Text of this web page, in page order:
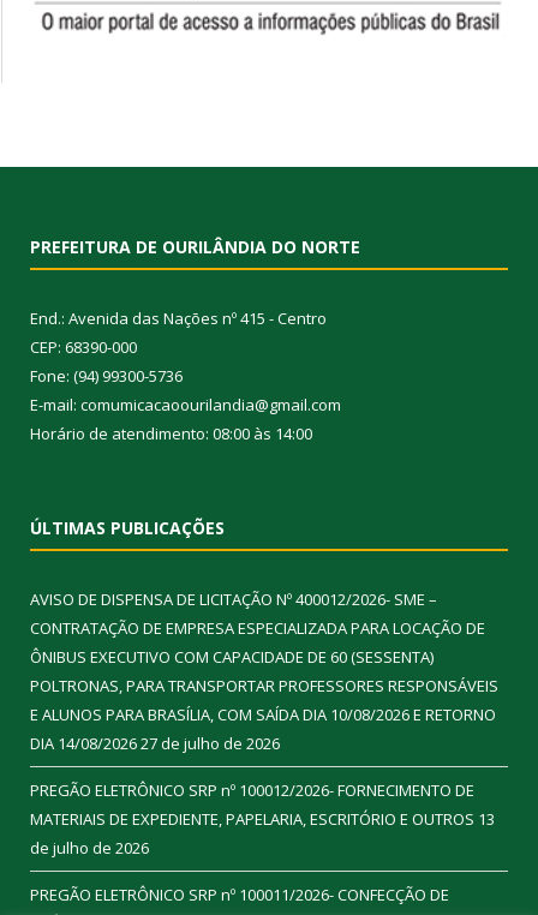
PREFEITURA DE OURILÂNDIA DO NORTE
End.: Avenida das Nações nº 415 - Centro
CEP: 68390-000
Fone: (94) 99300-5736
E-mail: comumicacaoourilandia@gmail.com
Horário de atendimento: 08:00 às 14:00
ÚLTIMAS PUBLICAÇÕES
AVISO DE DISPENSA DE LICITAÇÃO Nº 400012/2026- SME –
CONTRATAÇÃO DE EMPRESA ESPECIALIZADA PARA LOCAÇÃO DE
ÔNIBUS EXECUTIVO COM CAPACIDADE DE 60 (SESSENTA)
POLTRONAS, PARA TRANSPORTAR PROFESSORES RESPONSÁVEIS
E ALUNOS PARA BRASÍLIA, COM SAÍDA DIA 10/08/2026 E RETORNO
DIA 14/08/202627 de julho de 2026
PREGÃO ELETRÔNICO SRP nº 100012/2026- FORNECIMENTO DE
MATERIAIS DE EXPEDIENTE, PAPELARIA, ESCRITÓRIO E OUTROS 13
de julho de 2026
PREGÃO ELETRÔNICO SRP nº 100011/2026- CONFECÇÃO DE